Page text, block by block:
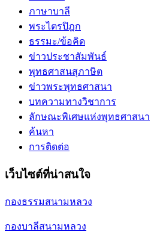
ภาษาบาลี
พระไตรปิฎก
ธรรมะ/ข้อคิด
ข่าวประชาสัมพันธ์
พุทธศาสนสุภาษิต
ข่าวพระพุทธศาสนา
บทความทางวิชาการ
ลักษณะพิเศษแห่งพุทธศาสนา
ค้นหา
การติดต่อ
เว็บไซต์ที่น่าสนใจ
กองธรรมสนามหลวง
กองบาลีสนามหลวง